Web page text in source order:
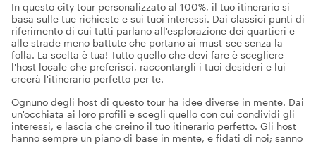
In questo city tour personalizzato al 100%, il tuo itinerario si
basa sulle tue richieste e sui tuoi interessi. Dai classici punti di
riferimento di cui tutti parlano all'esplorazione dei quartieri e
alle strade meno battute che portano ai must-see senza la
folla. La scelta è tua! Tutto quello che devi fare è scegliere
l'host locale che preferisci, raccontargli i tuoi desideri e lui
creerà l'itinerario perfetto per te.
Ognuno degli host di questo tour ha idee diverse in mente. Dai
un'occhiata ai loro profili e scegli quello con cui condividi gli
interessi, e lascia che creino il tuo itinerario perfetto. Gli host
hanno sempre un piano di base in mente, e fidati di noi; sanno